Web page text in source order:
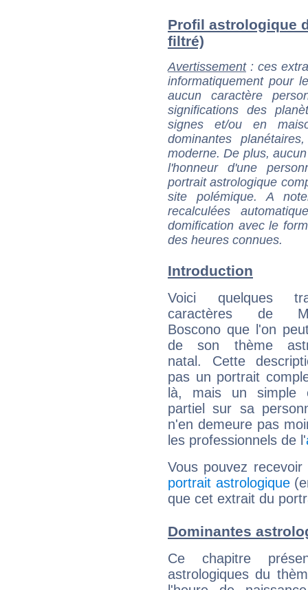
Profil astrologique
filtré)
Avertissement: ces
informatiquement pour
aucun caractère
significations des
signes et/ou en
dominantes
moderne. De plus,
l'honneur d'une
portrait astrologique
site polémique. A
recalculées
domification avec le
des heures connues.
Introduction
Voici quelques
caractères de
Boscono que l'on
de son thème
natal. Cette
pas un portrait
là, mais un simple
partiel sur sa
n'en demeure pas
les professionnels de l'
Vous pouvez
portrait astrologique
que cet extrait du
Dominantes
Ce chapitre
astrologiques du